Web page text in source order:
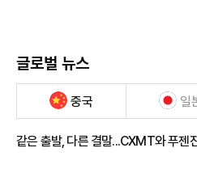
글로벌 뉴스
중국 일
같은 출발, 다른 결말...CXMT와 푸젠